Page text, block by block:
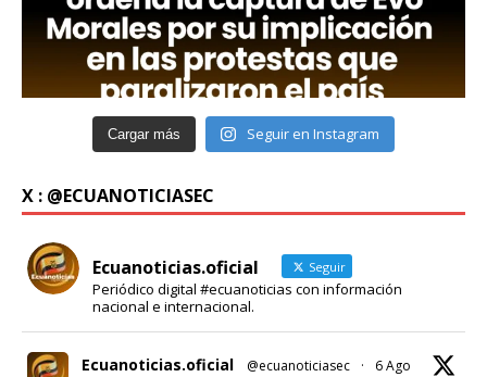
Cargar más Seguir en Instagram
X : @ECUANOTICIASEC
Ecuanoticias.oficial Seguir
Periódico digital #ecuanoticias con información
nacional e internacional.
Ecuanoticias.oficial @ecuanoticiasec · 6 Ago